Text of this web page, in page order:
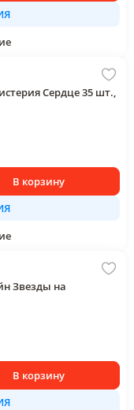
Сердце 35 шт.,
В корзину
Звезды на
В корзину